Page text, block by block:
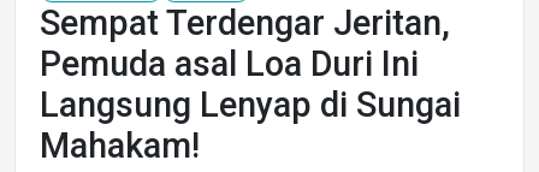
Sempat Terdengar Jeritan,
Pemuda asal Loa Duri Ini
Langsung Lenyap di Sungai
Mahakam!